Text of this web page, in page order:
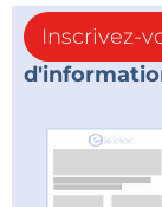
Inscrivez-